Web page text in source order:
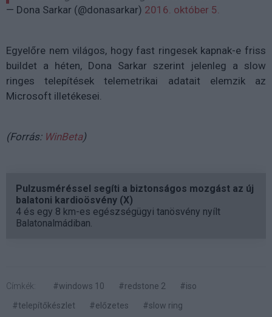
— Dona Sarkar (@donasarkar) 2016. október 5.
Egyelőre nem világos, hogy fast ringesek kapnak-e friss
buildet a héten, Dona Sarkar szerint jelenleg a slow
ringes telepítések telemetrikai adatait elemzik az
Microsoft illetékesei.
(Forrás: WinBeta)
Pulzusméréssel segíti a biztonságos mozgást az új
balatoni kardioösvény (X)
4 és egy 8 km-es egészségügyi tanösvény nyílt
Balatonalmádiban.
Címkék: #windows 10 #redstone 2
#iso
#telepítőkészlet
#előzetes #slow ring